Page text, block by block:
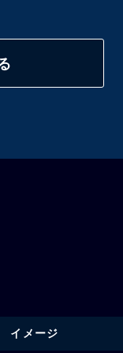
イメージ